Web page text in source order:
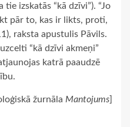
izskatās “kā dzīvi”). “Jo
pār to, kas ir likts, proti,
raksta apustulis Pāvils.
“kā dzīvi akmeņi”
katrā paaudzē
žurnāla Mantojums